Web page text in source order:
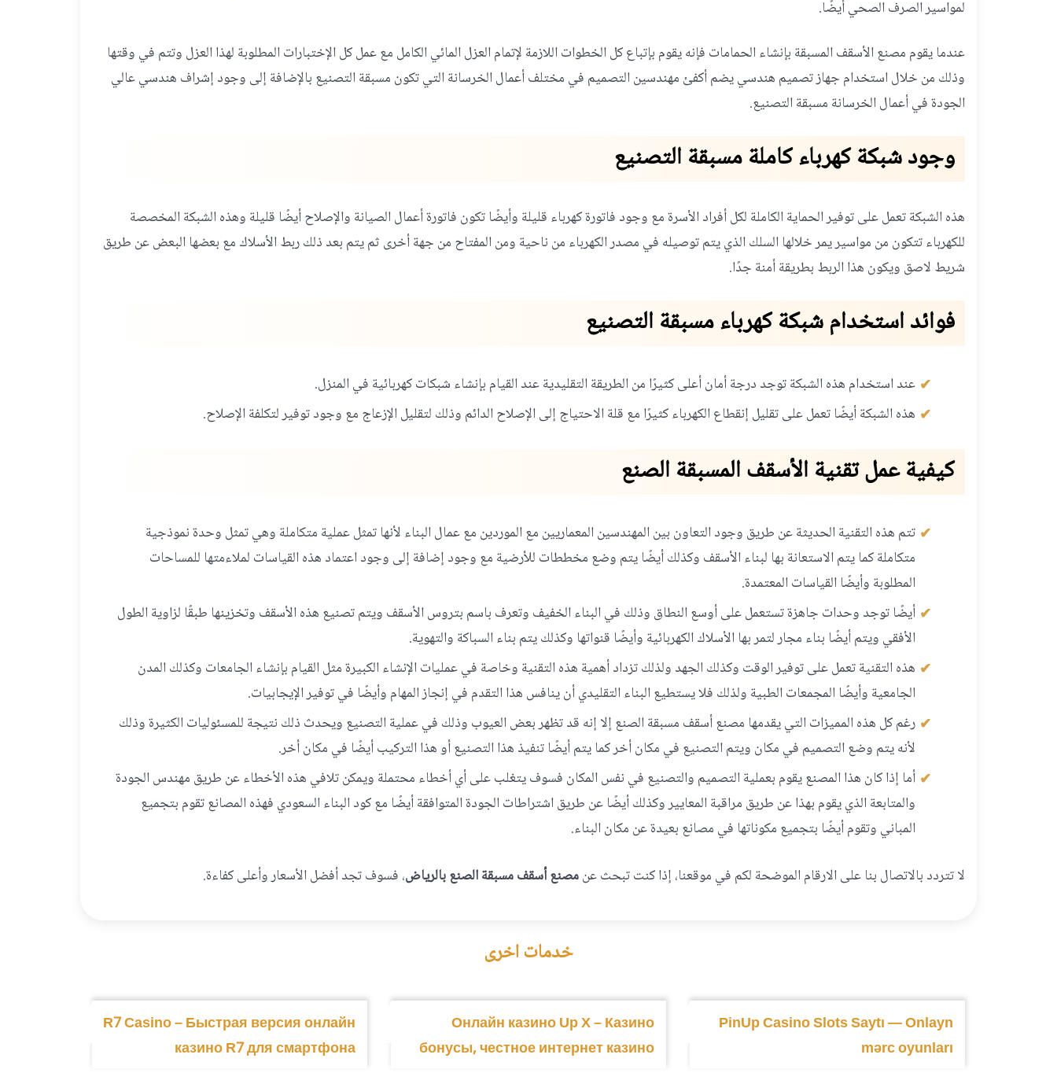
لمواسير الصرف الصحي أيضًا.
عندما يقوم مصنع الأسقف المسبقة بإنشاء الحمامات فإنه يقوم بإتباع كل الخطوات اللازمة لإتمام العزل المائي الكامل مع عمل كل الإختبارات المطلوبة لهذا العزل وتتم في وقتها
وذلك من خلال استخدام جهاز تصميم هندسي يضم أكفئ مهندسين التصميم في مختلف أعمال الخرسانة التي تكون مسبقة التصنيع بالإضافة إلى وجود إشراف هندسي عالي
الجودة في أعمال الخرسانة مسبقة التصنيع.
وجود شبكة كهرباء كاملة مسبقة التصنيع
هذه الشبكة تعمل على توفير الحماية الكاملة لكل أفراد الأسرة مع وجود فاتورة كهرباء قليلة وأيضًا تكون فاتورة أعمال الصيانة والإصلاح أيضًا قليلة وهذه الشبكة المخصصة
للكهرباء تتكون من مواسير يمر خلالها السلك الذي يتم توصيله في مصدر الكهرباء من ناحية ومن المفتاح من جهة أخرى ثم يتم بعد ذلك ربط الأسلاك مع بعضها البعض عن طريق
شريط لاصق ويكون هذا الربط بطريقة أمنة جدًا.
فوائد استخدام شبكة كهرباء مسبقة التصنيع
عند استخدام هذه الشبكة توجد درجة أمان أعلى كثيرًا من الطريقة التقليدية عند القيام بإنشاء شبكات كهربائية في المنزل.
هذه الشبكة أيضًا تعمل على تقليل إنقطاع الكهرباء كثيرًا مع قلة الاحتياج إلى الإصلاح الدائم وذلك لتقليل الإزعاج مع وجود توفير لتكلفة الإصلاح.
كيفية عمل تقنية الأسقف المسبقة الصنع
تتم هذه التقنية الحديثة عن طريق وجود التعاون بين المهندسين المعماريين مع الموردين مع عمال البناء لأنها تمثل عملية متكاملة وهي تمثل وحدة نموذجية
متكاملة كما يتم الاستعانة بها لبناء الأسقف وكذلك أيضًا يتم وضع مخططات للأرضية مع وجود إضافة إلى وجود اعتماد هذه القياسات لملاءمتها للمساحات
المطلوبة وأيضًا القياسات المعتمدة.
أيضًا توجد وحدات جاهزة تستعمل على أوسع النطاق وذلك في البناء الخفيف وتعرف باسم بتروس الأسقف ويتم تصنيع هذه الأسقف وتخزينها طبقًا لزاوية الطول
الأفقي ويتم أيضًا بناء مجار لتمر بها الأسلاك الكهربائية وأيضًا قنواتها وكذلك يتم بناء السباكة والتهوية.
هذه التقنية تعمل على توفير الوقت وكذلك الجهد ولذلك تزداد أهمية هذه التقنية وخاصة في عمليات الإنشاء الكبيرة مثل القيام بإنشاء الجامعات وكذلك المدن
الجامعية وأيضًا المجمعات الطبية ولذلك فلا يستطيع البناء التقليدي أن ينافس هذا التقدم في إنجاز المهام وأيضًا في توفير الإيجابيات.
رغم كل هذه المميزات التي يقدمها مصنع أسقف مسبقة الصنع إلا إنه قد تظهر بعض العيوب وذلك في عملية التصنيع ويحدث ذلك نتيجة للمسئوليات الكثيرة وذلك
لأنه يتم وضع التصميم في مكان ويتم التصنيع في مكان أخر كما يتم أيضًا تنفيذ هذا التصنيع أو هذا التركيب أيضًا في مكان أخر.
أما إذا كان هذا المصنع يقوم بعملية التصميم والتصنيع في نفس المكان فسوف يتغلب على أي أخطاء محتملة ويمكن تلافي هذه الأخطاء عن طريق مهندس الجودة
والمتابعة الذي يقوم بهذا عن طريق مراقبة المعايير وكذلك أيضًا عن طريق اشتراطات الجودة المتوافقة أيضًا مع كود البناء السعودي فهذه المصانع تقوم بتجميع
المباني وتقوم أيضًا بتجميع مكوناتها في مصانع بعيدة عن مكان البناء.
لا تتردد بالاتصال بنا على الارقام الموضحة لكم في موقعنا، إذا كنت تبحث عنمصنع أسقف مسبقة الصنع بالرياض، فسوف تجد أفضل الأسعار وأعلى كفاءة.
خدمات اخرى
PinUp Casino Slots Saytı — Onlayn
mərc oyunları
Онлайн казино Up X – Казино
бонусы, честное интернет казино
R7 Casino – Быстрая версия онлайн
казино R7 для смартфона